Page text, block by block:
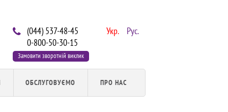
Укр. Рус.
(044) 537-48-45
0-800-50-30-15
Замовити зворотній виклик
ОБСЛУГОВУЄМО ПРО НАС